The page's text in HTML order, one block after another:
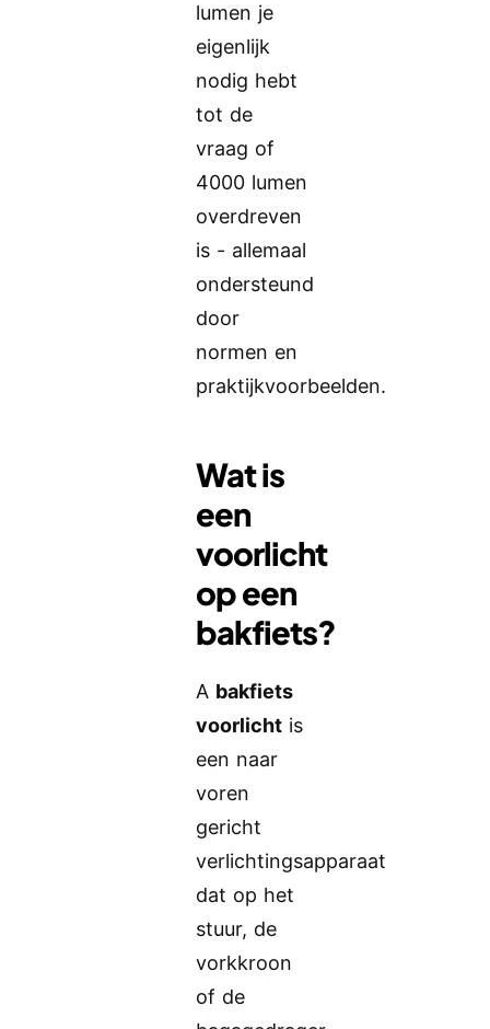
lumen je
eigenlijk
nodig hebt
tot de
vraag of
4000 lumen
overdreven
is - allemaal
ondersteund
door
normen en
praktijkvoorbeelden.
Wat is
een
voorlicht
op een
bakfiets?
A bakfiets
voorlicht is
een naar
voren
gericht
verlichtingsapparaat
dat op het
stuur, de
vorkkroon
of de